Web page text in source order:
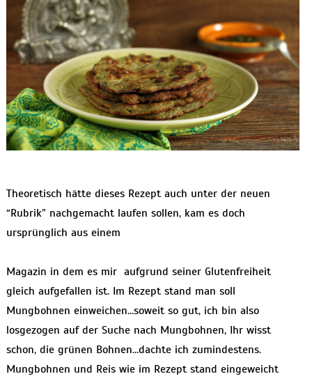
Theoretisch hätte dieses Rezept auch unter der neuen
“Rubrik” nachgemacht laufen sollen, kam es doch
ursprünglich aus einem
Magazin in dem es mir aufgrund seiner Glutenfreiheit
gleich aufgefallen ist. Im Rezept stand man soll
Mungbohnen einweichen…soweit so gut, ich bin also
losgezogen auf der Suche nach Mungbohnen, Ihr wisst
schon, die grünen Bohnen…dachte ich zumindestens.
Mungbohnen und Reis wie im Rezept stand eingeweicht